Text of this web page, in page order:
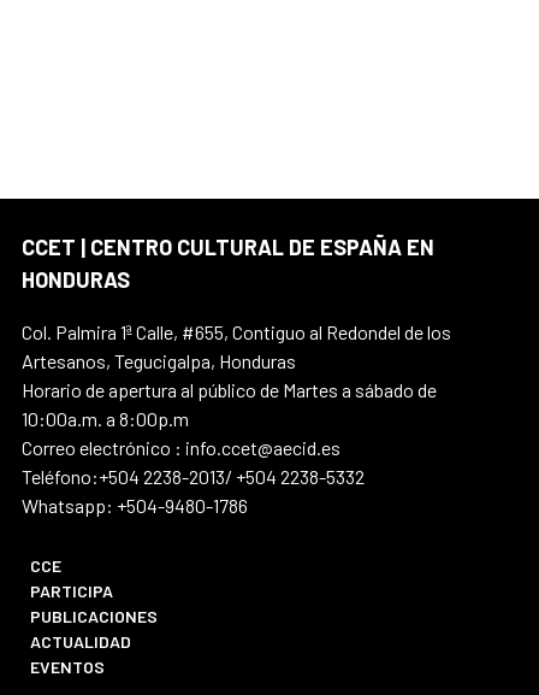
CCET | CENTRO CULTURAL DE ESPAÑA EN
HONDURAS
Col. Palmira 1ª Calle, #655, Contiguo al Redondel de los
Artesanos, Tegucigalpa, Honduras
Horario de apertura al público de Martes a sábado de
10:00a.m. a 8:00p.m
Correo electrónico : info.ccet@aecid.es
Teléfono:+504 2238-2013/ +504 2238-5332
Whatsapp: +504-9480-1786
CCE
PARTICIPA
PUBLICACIONES
ACTUALIDAD
EVENTOS